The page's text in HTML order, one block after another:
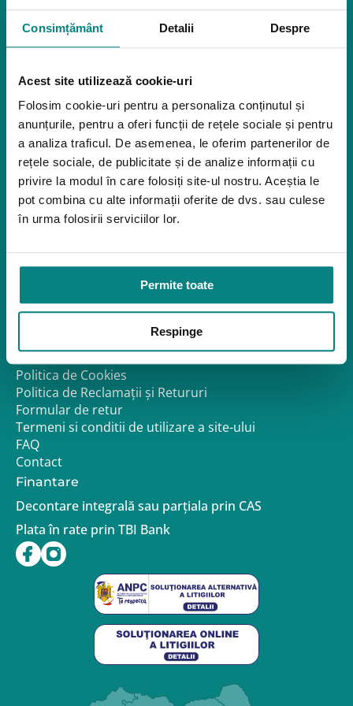
Consimțământ Detalii Despre
Acest site utilizează cookie-uri
Folosim cookie-uri pentru a personaliza conținutul și
anunțurile, pentru a oferi funcții de rețele sociale și pentru
a analiza traficul. De asemenea, le oferim partenerilor de
rețele sociale, de publicitate și de analize informații cu
privire la modul în care folosiți site-ul nostru. Aceștia le
pot combina cu alte informații oferite de dvs. sau culese
în urma folosirii serviciilor lor.
Permite toate
Respinge
Igiena
Dispozitive pentru urcarea scărilor
Rampe pentru scaune cu rotile
Bare de prindere și mânere de baie
Închiriere platforme șenilate
Închiriere rampe acces
Produse pentru adulţi
Apnee în somn
Orteze
Paturi de spital si saltele
Link-uri utile
Politica de confidentialitate – GDPR
Politica de Cookies
Politica de Reclamații și Retururi
Formular de retur
Termeni si conditii de utilizare a site-ului
FAQ
Contact
Finantare
Decontare integrală sau parțiala prin CAS
Plata în rate prin TBI Bank